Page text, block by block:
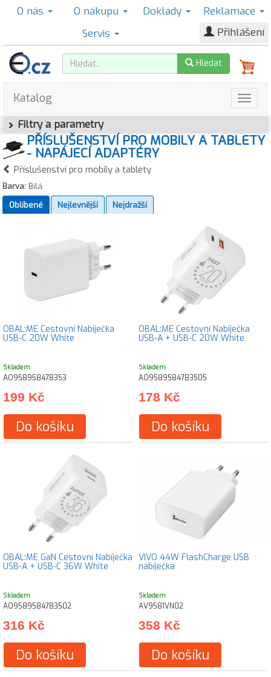
O nás O nákupu Doklady
Reklamace
Servis
Přihlášení
Hledat
Katalog
Filtry a parametry
PŘÍSLUŠENSTVÍ PRO MOBILY A TABLETY
- NAPÁJECÍ ADAPTÉRY
Příslušenství pro mobily a tablety
Barva: Bílá
Oblíbené
Nejlevnější Nejdražší
OBAL:ME Cestovní Nabíječka
USB-C 20W White
Skladem
AO958958478353
199 Kč
Do košíku
OBAL:ME Cestovní Nabíječka
USB-A + USB-C 20W White
Skladem
AO9589584783505
178 Kč
Do košíku
OBAL:ME GaN Cestovní Nabíječka
USB-A + USB-C 36W White
Skladem
AO9589584783502
316 Kč
Do košíku
VIVO 44W FlashCharge USB
nabíječka
Skladem
AV9581VN02
358 Kč
Do košíku